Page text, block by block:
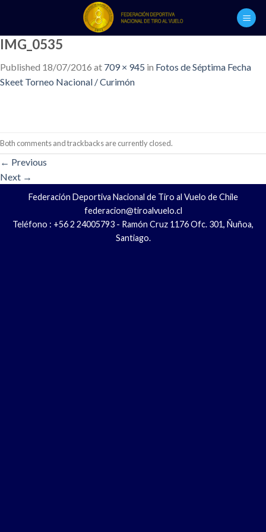
content
IMG_0535
Published 18/07/2016 at 709 × 945 in Fotos de Séptima Fecha
Skeet Torneo Nacional / Curimón
Both comments and trackbacks are currently closed.
← Previous
Next →
Federación Deportiva Nacional de Tiro al Vuelo de Chile
federacion@tiroalvuelo.cl
Teléfono : +56 2 24005793 - Ramón Cruz 1176 Ofc. 301, Ñuñoa,
Santiago.